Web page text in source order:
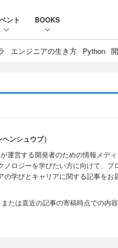
ント BOOKS
エンジニアの生き方 Python
ンシュウブ）
運営する開発者のための情報メデ
ノロジーを学びたい方に向けて、プ
学びとキャリアに関する記事をお
たは直近の記事の寄稿時点での内